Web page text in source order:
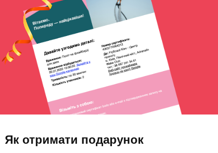
Як отримати подарунок